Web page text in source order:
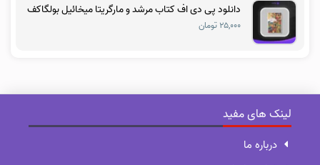
دانلود پی دی اف کتاب مرشد و مارگریتا میخائیل بولگاکف
۲۵,۰۰۰ تومان
لینک های مفید
درباره ما